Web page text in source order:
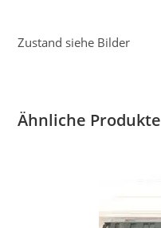
Zustand siehe Bilder
Ähnliche Produkte